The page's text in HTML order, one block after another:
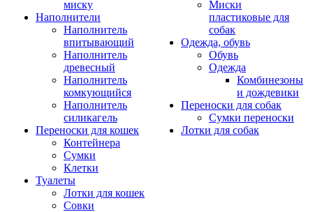
миску
Наполнители
Наполнитель
впитывающий
Наполнитель
древесный
Наполнитель
комкующийся
Наполнитель
силикагель
Переноски для кошек
Контейнера
Сумки
Клетки
Туалеты
Лотки для кошек
Совки
Миски
пластиковые для
собак
Одежда, обувь
Обувь
Одежда
Комбинезоны
и дождевики
Переноски для собак
Сумки переноски
Лотки для собак